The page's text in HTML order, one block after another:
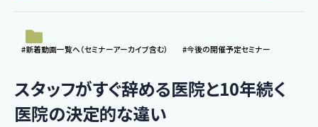
スタッフがすぐ辞める医院と10年続く
医院の決定的な違い
#新着動画一覧へ（セミナーアーカイブ含む） #今後の開催予定セミナー